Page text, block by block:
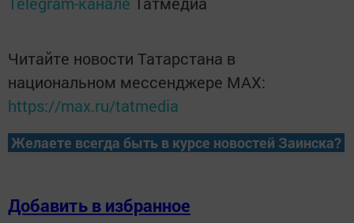
Читайте новости Татарстана в
национальном мессенджере MАХ:
https://max.ru/tatmedia
Желаете всегда быть в курсе новостей Заинска?
Добавить в избранное